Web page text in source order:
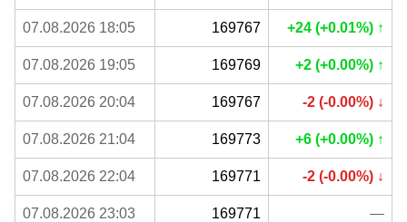
07.08.2026 18:05 169767 +24 (+0.01%) ↑
07.08.2026 19:05 169769 +2 (+0.00%) ↑
07.08.2026 20:04 169767 -2 (-0.00%) ↓
07.08.2026 21:04 169773 +6 (+0.00%) ↑
07.08.2026 22:04 169771 -2 (-0.00%) ↓
07.08.2026 23:03 169771 —